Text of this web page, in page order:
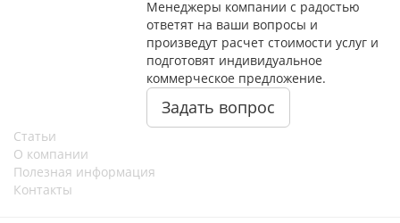
Менеджеры компании с радостью
ответят на ваши вопросы и
произведут расчет стоимости услуг и
подготовят индивидуальное
коммерческое предложение.
Задать вопрос
Статьи
О компании
Полезная информация
Контакты